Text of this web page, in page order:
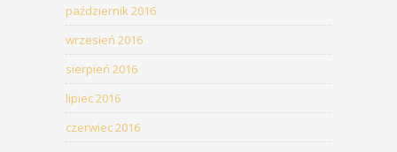
październik 2016
wrzesień 2016
sierpień 2016
lipiec 2016
czerwiec 2016